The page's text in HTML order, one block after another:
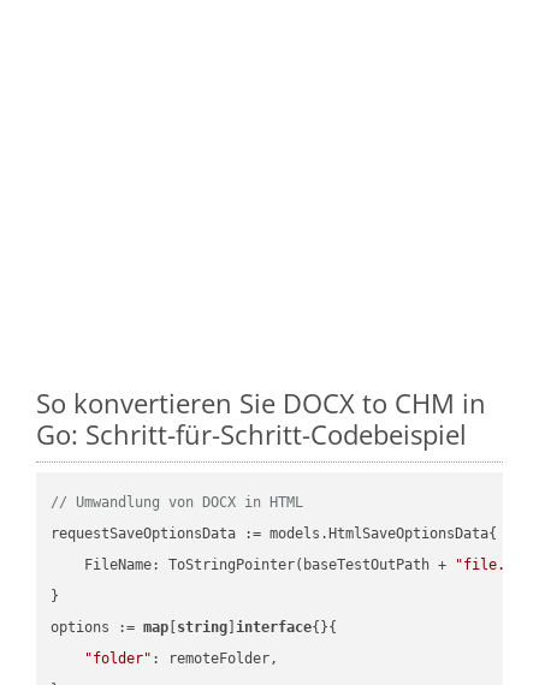
So konvertieren Sie DOCX to CHM in
Go: Schritt-für-Schritt-Codebeispiel
// Umwandlung von DOCX in HTML
requestSaveOptionsData := models.HtmlSaveOptionsData{
    FileName: ToStringPointer(baseTestOutPath +
}
options := map string ]interface{}{
"folder" : remoteFolder,